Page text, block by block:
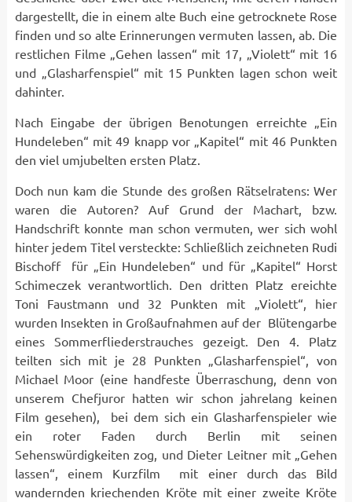
dargestellt, die in einem alte Buch eine getrocknete Rose
finden und so alte Erinnerungen vermuten lassen, ab. Die
restlichen Filme „Gehen lassen“ mit 17, „Violett“ mit 16
und „Glasharfenspiel“ mit 15 Punkten lagen schon weit
dahinter.
Nach Eingabe der übrigen Benotungen erreichte „Ein
Hundeleben“ mit 49 knapp vor „Kapitel“ mit 46 Punkten
den viel umjubelten ersten Platz.
Doch nun kam die Stunde des großen Rätselratens: Wer
waren die Autoren? Auf Grund der Machart, bzw.
Handschrift konnte man schon vermuten, wer sich wohl
hinter jedem Titel versteckte: Schließlich zeichneten Rudi
Bischoff für „Ein Hundeleben“ und für „Kapitel“ Horst
Schimeczek verantwortlich. Den dritten Platz ereichte
Toni Faustmann und 32 Punkten mit „Violett“, hier
wurden Insekten in Großaufnahmen auf der Blütengarbe
eines Sommerfliederstrauches gezeigt. Den 4. Platz
teilten sich mit je 28 Punkten „Glasharfenspiel“, von
Michael Moor (eine handfeste Überraschung, denn von
unserem Chefjuror hatten wir schon jahrelang keinen
Film gesehen), bei dem sich ein Glasharfenspieler wie
ein roter Faden durch Berlin mit seinen
Sehenswürdigkeiten zog, und Dieter Leitner mit „Gehen
lassen“, einem Kurzfilm mit einer durch das Bild
wandernden kriechenden Kröte mit einer zweite Kröte